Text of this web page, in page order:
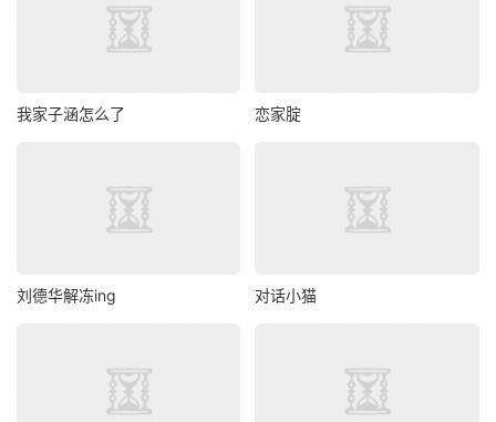
我家子涵怎么了 恋家腚
刘德华解冻ing 对话小猫